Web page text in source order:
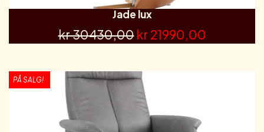
Jade lux
kr 30430,00 kr 21990,00
PÅ SALG!